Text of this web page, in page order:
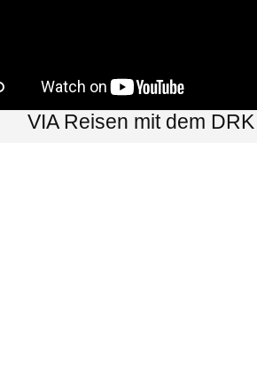
VIA Reisen mit dem DRK